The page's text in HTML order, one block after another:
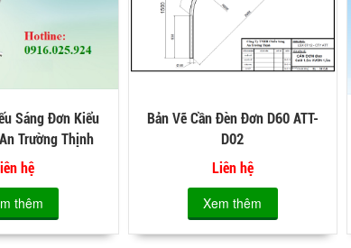
Sáng Đơn Kiểu
Trường Thịnh
hệ
thêm
Bản Vẽ Cần Đèn Đơn D60 ATT-
D02
Liên hệ
Xem thêm